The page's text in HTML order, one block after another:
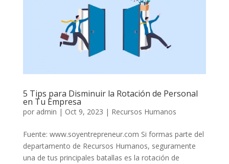
5 Tips para Disminuir la Rotación de Personal
en Tu Empresa
por admin | Oct 9, 2023 | Recursos Humanos
Fuente: www.soyentrepreneur.com Si formas parte del
departamento de Recursos Humanos, seguramente
una de tus principales batallas es la rotación de